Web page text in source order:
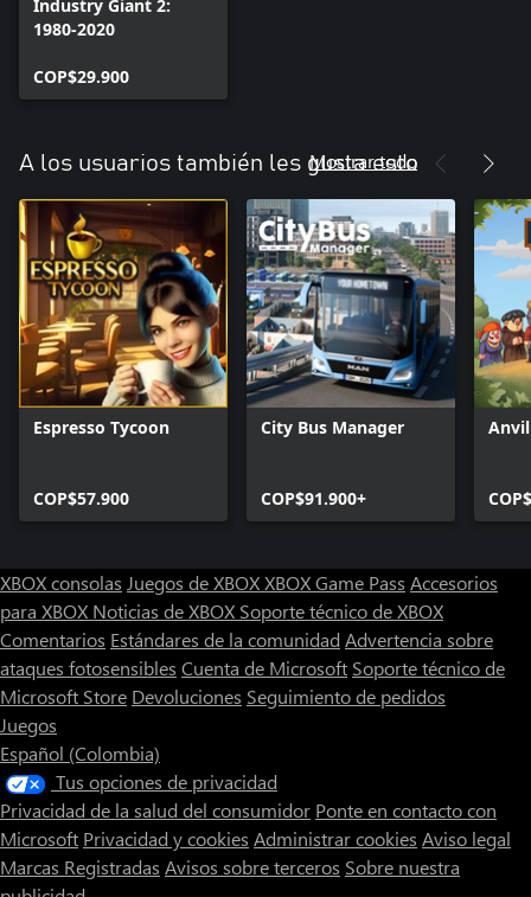
Industry Giant 2:
1980-2020
COP$29.900
A los usuarios también les gusta esto
Mostrar todo
Espresso Tycoon
COP$57.900
City Bus Manager
COP$91.900+
XBOX consolas Juegos de XBOXXBOX Game Pass Accesorios
para XBOX Noticias de XBOX Soporte técnico de XBOX
Comentarios Estándares de la comunidad Advertencia sobre
ataques fotosensibles Cuenta de Microsoft Soporte técnico de
Microsoft Store Devoluciones Seguimiento de pedidos
Juegos
Español (Colombia)
Tus opciones de privacidad
Privacidad de la salud del consumidor Ponte en contacto con
Microsoft Privacidad y cookies Administrar cookies Aviso legal
Marcas Registradas Avisos sobre terceros Sobre nuestra